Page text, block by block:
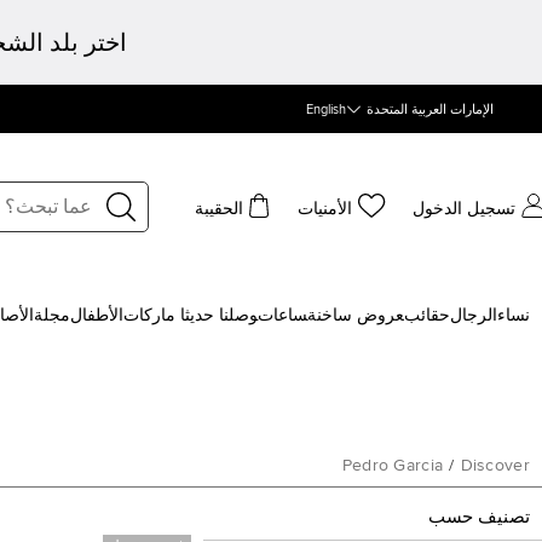
اختر بلد
الإمارات العربية المتحدة English
تسجيل الدخول الأمنيات الحقيبة
نساء الرجالحقائب‍عروض ساخنة‍ساعات‍وصلنا حديثا ‍ ماركات الأطفالمجلة
Discover
/
Pedro Garcia
تصنيف حسب